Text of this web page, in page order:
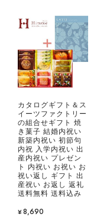
カタログギフト＆ス
イーツファクトリー
の組合せギフト 焼
き菓子 結婚内祝い
新築内祝い 初節句
内祝 入学内祝い 出
産内祝い プレゼン
ト 内祝い お祝い お
祝い返し ギフト 出
産祝い お返し 返礼
送料無料 送料込み
¥8,690